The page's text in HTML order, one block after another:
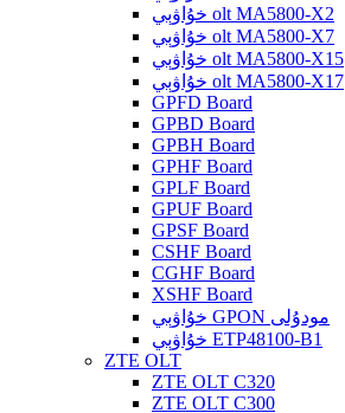
خۇاۋېي olt MA5800-X2
خۇاۋېي olt MA5800-X7
خۇاۋېي olt MA5800-X15
خۇاۋېي olt MA5800-X17
GPFD Board
GPBD Board
GPBH Board
GPHF Board
GPLF Board
GPUF Board
GPSF Board
CSHF Board
CGHF Board
XSHF Board
خۇاۋېي GPON مودۇلى
خۇاۋېي ETP48100-B1
ZTE OLT
ZTE OLT C320
ZTE OLT C300